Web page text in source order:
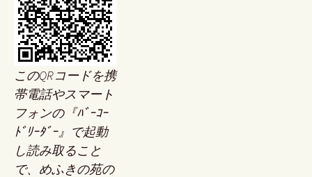
このQRコードを携
帯電話やスマート
フォンの『ﾊﾞｰｺｰ
ﾄﾞﾘｰﾀﾞｰ』で起動
し読み取ること
で、めふきの苑の